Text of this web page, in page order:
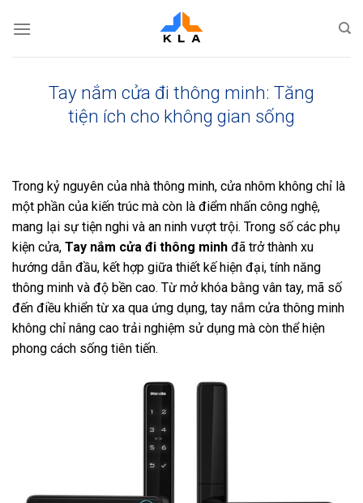
qua
Tay nắm cửa đi thông minh: Tăng
tiện ích cho không gian sống
Trong kỷ nguyên của nhà thông minh, cửa nhôm không chỉ là
một phần của kiến trúc mà còn là điểm nhấn công nghệ,
mang lại sự tiện nghi và an ninh vượt trội. Trong số các phụ
kiện cửa, Tay nắm cửa đi thông minh đã trở thành xu
hướng dẫn đầu, kết hợp giữa thiết kế hiện đại, tính năng
thông minh và độ bền cao. Từ mở khóa bằng vân tay, mã số
đến điều khiển từ xa qua ứng dụng, tay nắm cửa thông minh
không chỉ nâng cao trải nghiệm sử dụng mà còn thể hiện
phong cách sống tiên tiến.